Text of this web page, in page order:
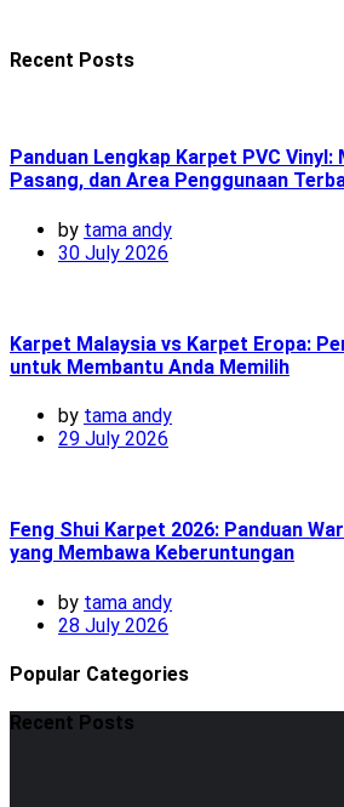
Recent Posts
Panduan Lengkap Karpet PVC
Pasang, dan Area Penggunaan
by tama andy
30 July 2026
Karpet Malaysia vs Karpet Eropa:
untuk Membantu Anda Memilih
by tama andy
29 July 2026
Feng Shui Karpet 2026: Panduan
yang Membawa Keberuntungan
by tama andy
28 July 2026
Popular Categories
Recent Posts